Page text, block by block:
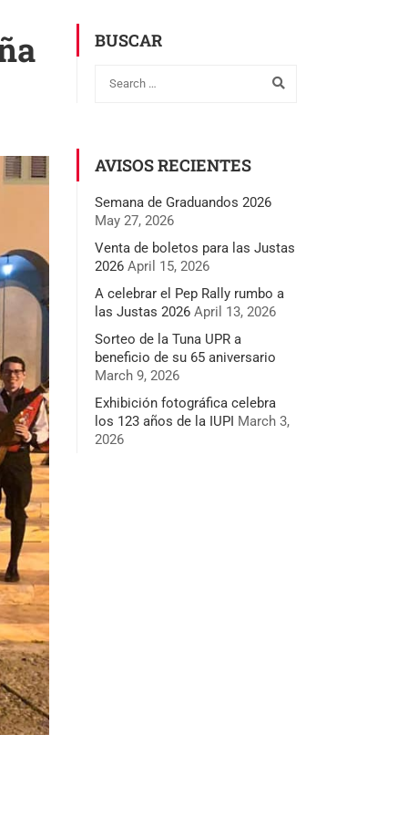
BUSCAR
AVISOS RECIENTES
Semana de Graduandos 2026
May 27, 2026
Venta de boletos para las Justas
2026 April 15, 2026
A celebrar el Pep Rally rumbo a
las Justas 2026 April 13, 2026
Sorteo de la Tuna UPR a
beneficio de su 65 aniversario
March 9, 2026
Exhibición fotográfica celebra
los 123 años de la IUPI March 3,
2026